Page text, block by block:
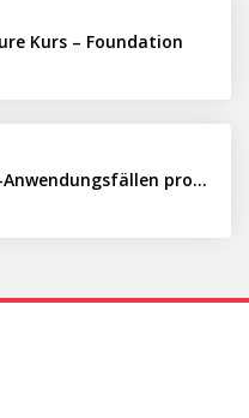
Kurs – Foundation
Künstliche Intelligenz in EAM-Anwendungsfällen professionell nutzen